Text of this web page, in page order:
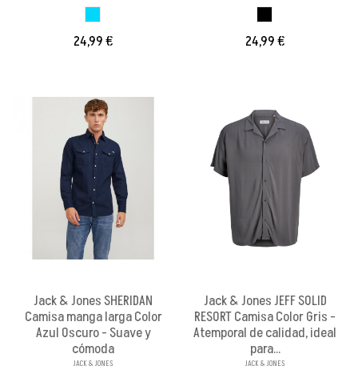
24,99 € 24,99 €
Jack & Jones SHERIDAN
Camisa manga larga Color
Azul Oscuro - Suave y
cómoda
JACK & JONES
Jack & Jones JEFF SOLID
RESORT Camisa Color Gris -
Atemporal de calidad, ideal
para...
JACK & JONES